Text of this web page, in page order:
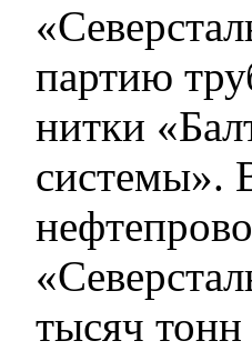
партию
нитки
системы».
тысяч